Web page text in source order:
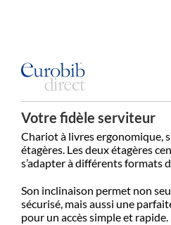
Votre fidèle serviteur
Chariot à livres ergonomique,
étagères. Les deux étagères
s’adapter à différents formats
Son inclinaison permet non
sécurisé, mais aussi une
pour un accès simple et rapide.